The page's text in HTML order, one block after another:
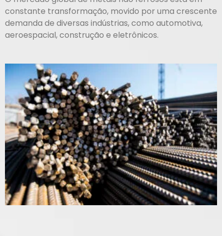
constante transformação, movido por uma crescente
demanda de diversas indústrias, como automotiva,
aeroespacial, construção e eletrônicos.